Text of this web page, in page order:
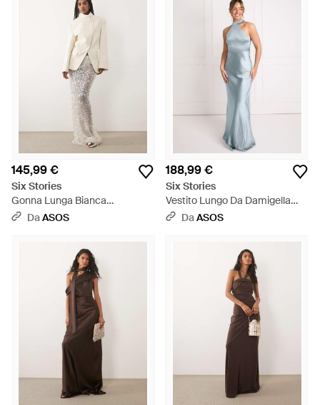
145,99 €
Six Stories
Gonna Lunga Bianca
Trasparente Con Paillettes -
DaASOS
188,99 €
Six Stories
Vestito Lungo Da Damigella
Allacciato Al Collo - Blu
DaASOS